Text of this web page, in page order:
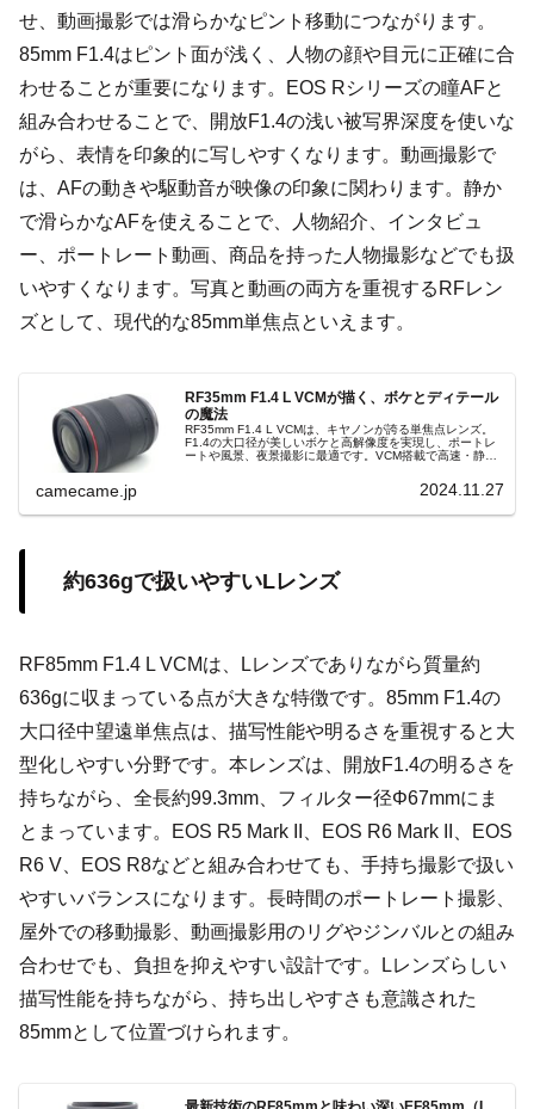
せ、動画撮影では滑らかなピント移動につながります。
85mm F1.4はピント面が浅く、人物の顔や目元に正確に合
わせることが重要になります。EOS Rシリーズの瞳AFと
組み合わせることで、開放F1.4の浅い被写界深度を使いな
がら、表情を印象的に写しやすくなります。動画撮影で
は、AFの動きや駆動音が映像の印象に関わります。静か
で滑らかなAFを使えることで、人物紹介、インタビュ
ー、ポートレート動画、商品を持った人物撮影などでも扱
いやすくなります。写真と動画の両方を重視するRFレン
ズとして、現代的な85mm単焦点といえます。
RF35mm F1.4 L VCMが描く、ボケとディテール
の魔法
RF35mm F1.4 L VCMは、キヤノンが誇る単焦点レンズ。
F1.4の大口径が美しいボケと高解像度を実現し、ポートレ
ートや風景、夜景撮影に最適です。VCM搭載で高速・静音
camecame.jp 2024.11.27
約636gで扱いやすいLレンズ
RF85mm F1.4 L VCMは、Lレンズでありながら質量約
636gに収まっている点が大きな特徴です。85mm F1.4の
大口径中望遠単焦点は、描写性能や明るさを重視すると大
型化しやすい分野です。本レンズは、開放F1.4の明るさを
持ちながら、全長約99.3mm、フィルター径Φ67mmにま
とまっています。EOS R5 Mark II、EOS R6 Mark II、EOS
R6 V、EOS R8などと組み合わせても、手持ち撮影で扱い
やすいバランスになります。長時間のポートレート撮影、
屋外での移動撮影、動画撮影用のリグやジンバルとの組み
合わせでも、負担を抑えやすい設計です。Lレンズらしい
描写性能を持ちながら、持ち出しやすさも意識された
85mmとして位置づけられます。